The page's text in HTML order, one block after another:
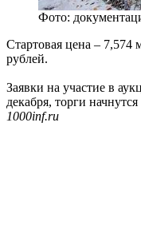
Фото:
Стартовая цена – 7,574
рублей.
Заявки на участие в
декабря, торги
1000inf.ru